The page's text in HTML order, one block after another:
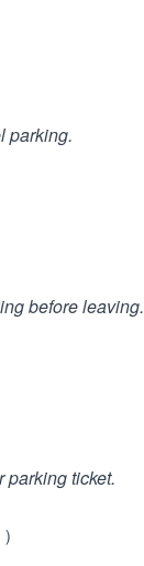
parking.
before leaving.
parking ticket.